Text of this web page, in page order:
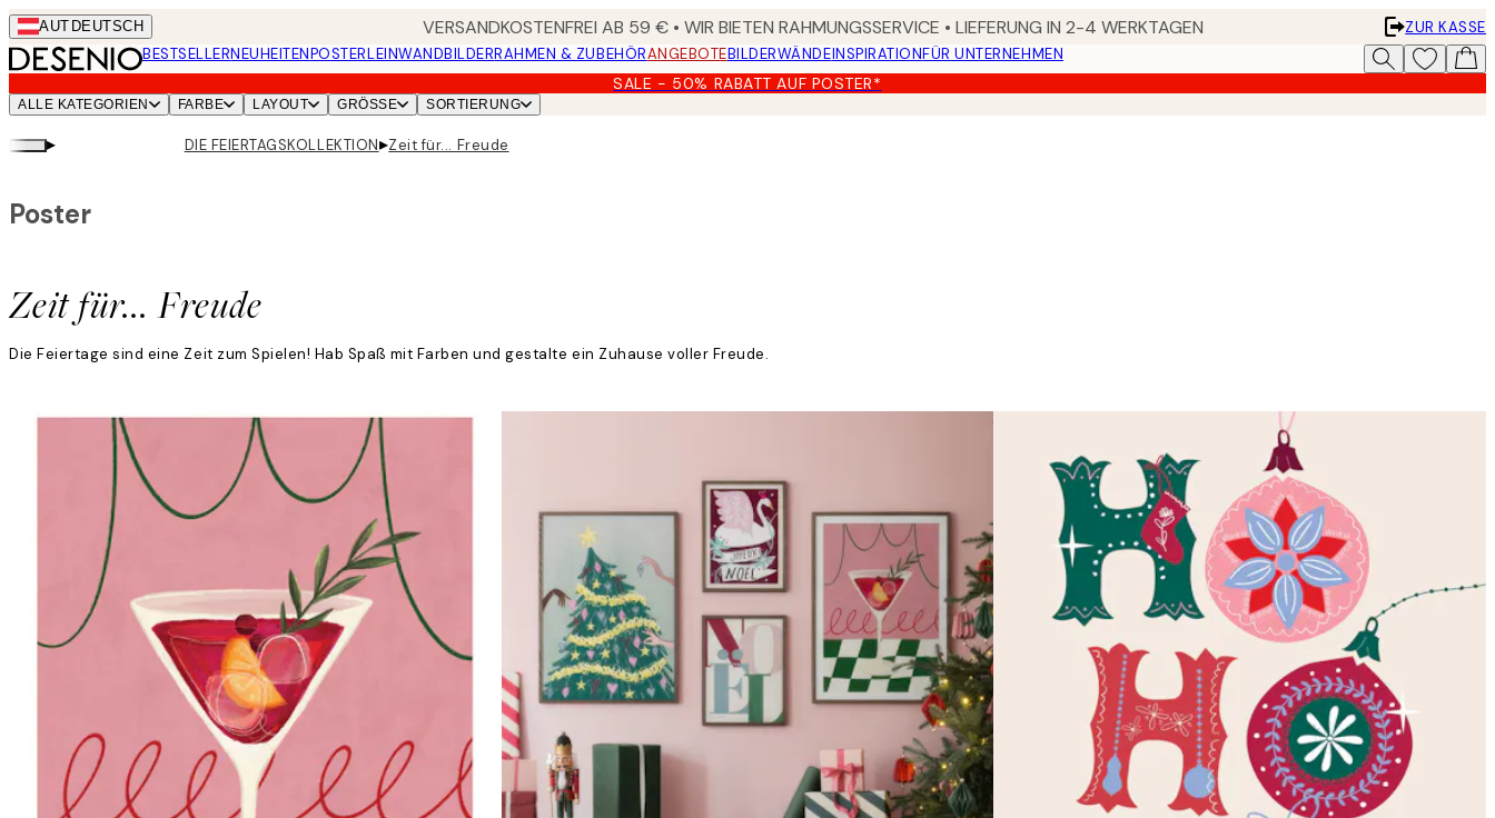
Skip
to
main
content.
AUT DEUTSCH VERSANDKOSTENFREI AB 59 € • WIR BIETEN RAHMUNGSSERVICE • LIEFERUNG IN 2-4 WERKTAGEN
ZUR KASSE
BESTSELLERNEUHEITENPOSTERLEINWANDBILDERRAHMEN & ZUBEHÖRANGEBOTEBILDERWÄNDEINSPIRATIONFÜR UNTERNEHMEN
SALE - 50% RABATT AUF POSTER*
ALLE KATEGORIEN FARBE LAYOUT GRÖSSE SORTIERUNG
▸ DIE FEIERTAGSKOLLEKTION▸Zeit für... Freude
Zeit für... Freude
Poster
Die Feiertage sind eine Zeit zum Spielen! Hab Spaß mit Farben und gestalte ein Zuhause voller Freude.